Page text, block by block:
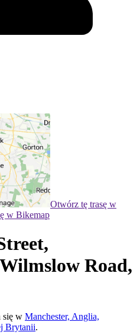
Otwórz tę trasę w
w Bikemap
Road,
się w Manchester, Anglia,
Brytanii.